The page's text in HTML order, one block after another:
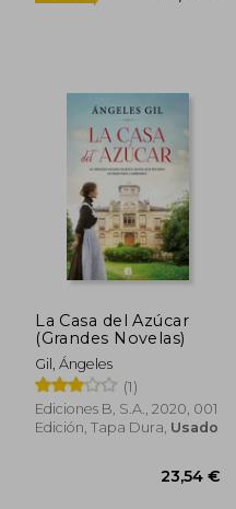
Rápido
La Casa del Azúcar
(Grandes Novelas)
Gil, Ángeles
(1)
Ediciones B, S.A., 2020, 001
Edición, Tapa Dura, Usado